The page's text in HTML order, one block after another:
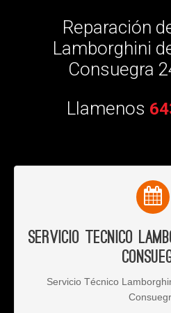
Reparación
Lamborghini
Consuegra
Llamenos
Servicio Tecnico
Servicio Técnico